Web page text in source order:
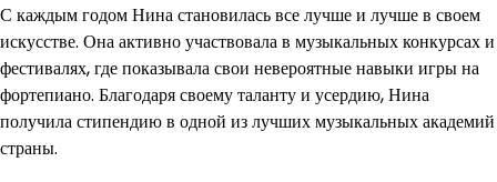
С каждым годом Нина становилась все лучше и лучше в своем
искусстве. Она активно участвовала в музыкальных конкурсах и
фестивалях, где показывала свои невероятные навыки игры на
фортепиано. Благодаря своему таланту и усердию, Нина
получила стипендию в одной из лучших музыкальных академий
страны.